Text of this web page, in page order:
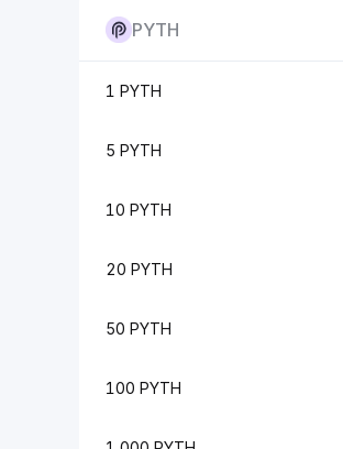
PYTH
1 PYTH
5 PYTH
10 PYTH
20 PYTH
50 PYTH
100 PYTH